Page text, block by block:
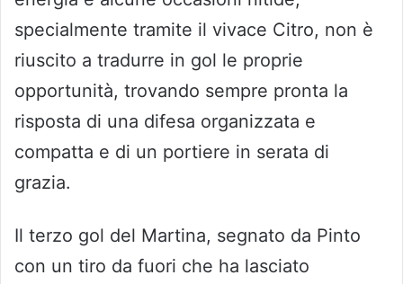
specialmente tramite il vivace Citro, non è
riuscito a tradurre in gol le proprie
opportunità, trovando sempre pronta la
risposta di una difesa organizzata e
compatta e di un portiere in serata di
grazia.
Il terzo gol del Martina, segnato da Pinto
con un tiro da fuori che ha lasciato